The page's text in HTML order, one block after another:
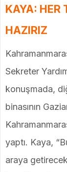
KAYA: HER
HAZIRIZ
Sekreter
konuşmada,
binasının
yaptı. Kaya,
araya